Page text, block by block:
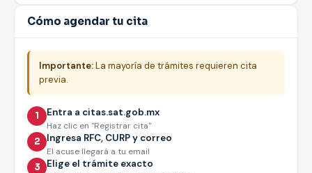
Cómo agendar tu cita
Importante:La mayoría de trámites requieren cita
previa.
1 Entra a citas.sat.gob.mx
Haz clic en "Registrar cita"
2 Ingresa RFC, CURP y correo
El acuse llegará a tu email
3 Elige el trámite exacto